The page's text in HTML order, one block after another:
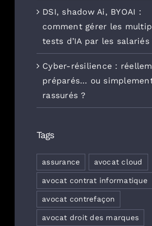
DSI, shadow Ai, BYOAI :
comment gérer les
tests d’IA par les salariés
Cyber-résilience :
préparés… ou
rassurés ?
Tags
assurance avocat cloud
avocat contrat informatique
avocat contrefaçon
avocat droit des marques